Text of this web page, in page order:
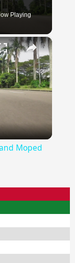
Playing
×
Moped